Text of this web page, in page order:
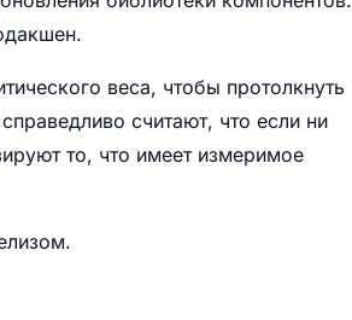
веса, чтобы протолкнуть
считают, что если ни
то, что имеет измеримое